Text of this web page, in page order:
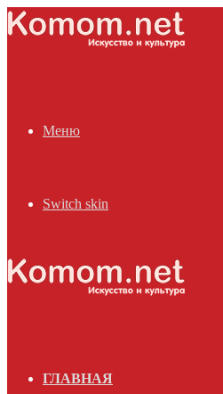
Меню
Switch skin
ГЛАВНАЯ